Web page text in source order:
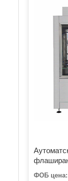
погона
ФОБ цена: